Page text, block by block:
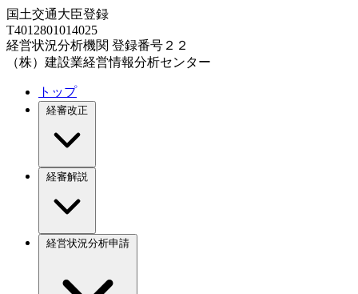
国土交通大臣登録
T4012801014025
経営状況分析機関 登録番号２２
（株）建設業経営情報分析センター
トップ
経審改正
経審解説
経営状況分析申請